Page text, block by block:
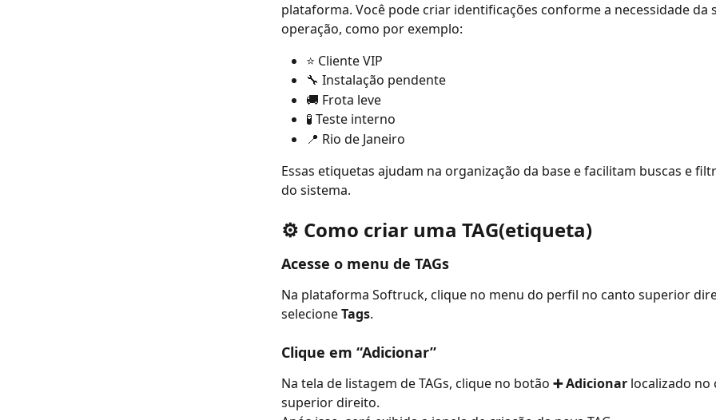
plataforma. Você pode criar identificações conforme a necessidade da
operação, como por exemplo:
⭐ Cliente VIP
🔧 Instalação pendente
🚚 Frota leve
🧪 Teste interno
📍 Rio de Janeiro
Essas etiquetas ajudam na organização da base e facilitam buscas e
do sistema.
⚙️ Como criar uma TAG(etiqueta)
Acesse o menu de TAGs
Na plataforma Softruck, clique no menu do perfil no canto superior
selecione Tags.
Clique em “Adicionar”
Na tela de listagem de TAGs, clique no botão ➕ Adicionar localizado
superior direito.